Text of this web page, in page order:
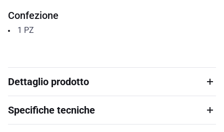
Confezione
1 PZ
Dettaglio prodotto
Specifiche tecniche